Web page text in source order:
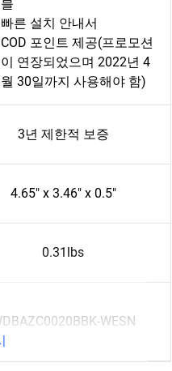
블
빠른 설치 안내서
COD 포인트 제공(프로모션
이 연장되었으며 2022년 4
월 30일까지 사용해야 함)
3년 제한적 보증
4.65" x 3.46" x 0.5"
0.31lbs
WESN